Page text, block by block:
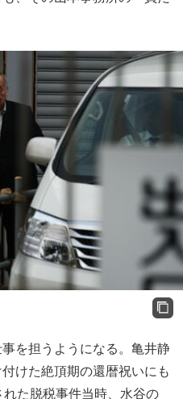
を担うようになる。亀井静
けた絶頂期の還暦祝いにも
た脱税事件当時、水谷の